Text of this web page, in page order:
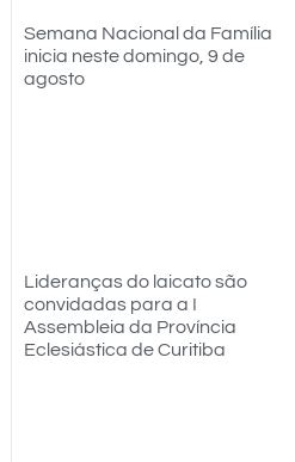
Semana Nacional da Família
inicia neste domingo, 9 de
agosto
Lideranças do laicato são
convidadas para a I
Assembleia da Província
Eclesiástica de Curitiba